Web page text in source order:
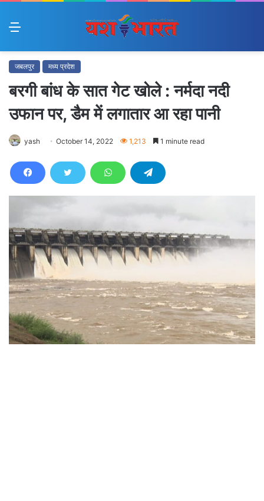
Menu
जबलपुर मध्य प्रदेश
बरगी बांध के सात गेट खोले : नर्मदा नदी
उफान पर, डैम में लगातार आ रहा पानी
yash October 14, 2022 1,213 1 minute read